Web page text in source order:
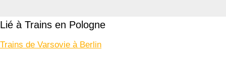
Lié à Trains en Pologne
Trains de Varsovie à Berlin